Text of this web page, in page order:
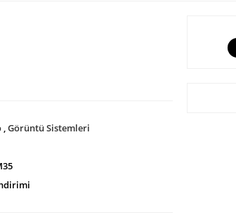
,Görüntü Sistemleri